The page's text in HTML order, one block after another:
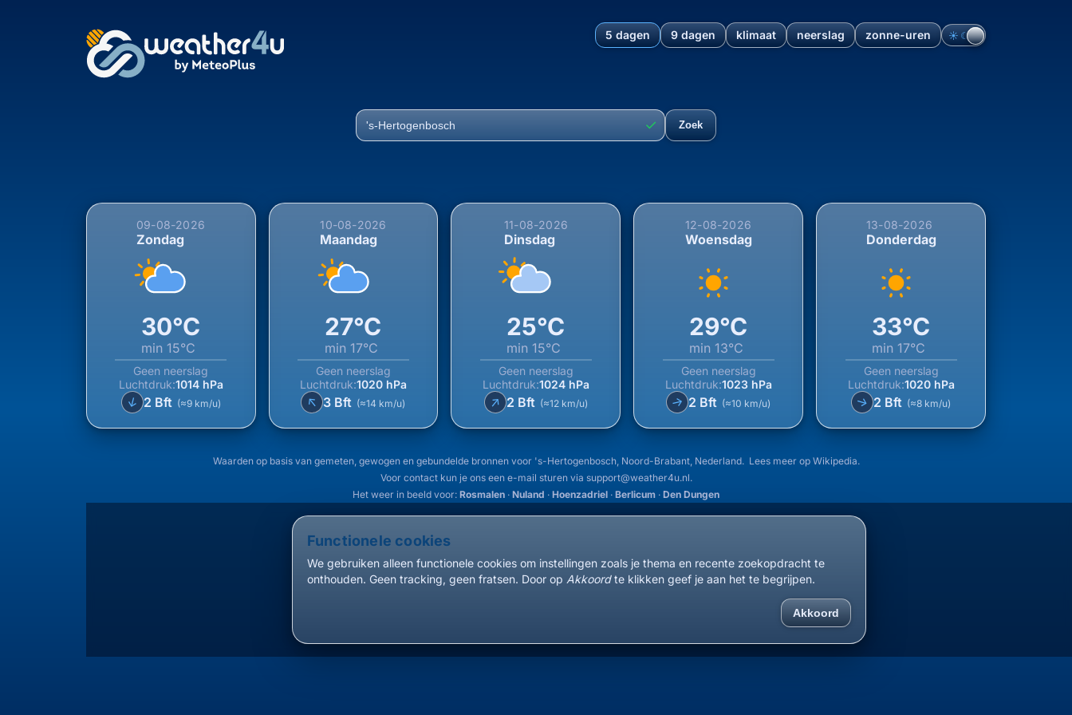
5 dagen 9 dagen klimaat neerslag zonne-uren ☀︎ ☾
5-daagse weersverwachting voor 's-Hertogenbosch, Noord-Brabant,
✓ Zoek
09-08-2026
Zondag
30°C
min 15°C
Geen neerslag
Luchtdruk:1014 hPa
↑ 2 Bft (≈9 km/u)
10-08-2026
Maandag
27°C
min17°C
Geen neerslag
Luchtdruk:1020 hPa
↑3 Bft (≈14 km/u)
11-08-2026
Dinsdag
25°C
min15°C
Geen neerslag
Luchtdruk:1024 hPa
↑2 Bft (≈12 km/u)
12-08-2026
Woensdag
29°C
min13°C
Geen neerslag
Luchtdruk:1023 hPa
↑2 Bft (≈10 km/u)
13-08-2026
Donderdag
33°C
min17°C
Geen neerslag
Luchtdruk:1020 hPa
↑2 Bft (≈8 km/u)
Waarden op basis van gemeten, gewogen en gebundelde bronnen voor 's-Hertogenbosch, Noord-Brabant, Nederland. Lees meer op Wikipedia.
Voor contact kun je ons een e-mail sturen via support@weather4u.nl.
Het weer in beeld voor: Rosmalen · Nuland · Hoenzadriel · Berlicum · Den Dungen
Functionele cookies
We gebruiken alleen functionele cookies om instellingen zoals je thema en recente zoekopdracht te
onthouden. Geen tracking, geen fratsen. Door op Akkoordte klikken geef je aan het te begrijpen.
Akkoord